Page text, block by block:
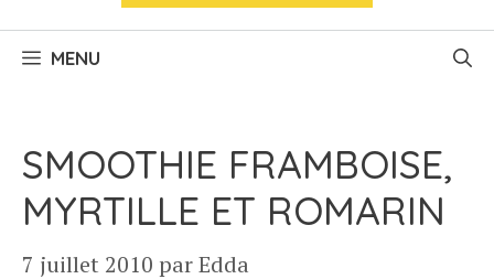
MENU
SMOOTHIE FRAMBOISE,
MYRTILLE ET ROMARIN
7 juillet 2010 parEdda